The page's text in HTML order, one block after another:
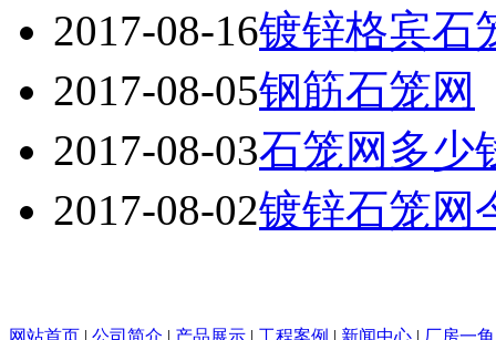
2017-08-16镀锌格宾石
2017-08-05钢筋石笼网
2017-08-03石笼网多少
2017-08-02镀锌石笼网
网站首页 | 公司简介 | 产品展示 | 工程案例 | 新闻中心 | 厂房一角